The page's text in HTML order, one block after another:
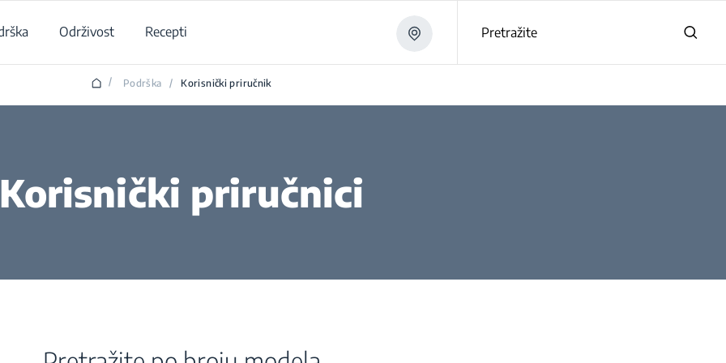
Održivost Recepti Pretražite
/ Podrška / Korisnički priručnik
Korisnički priručnici